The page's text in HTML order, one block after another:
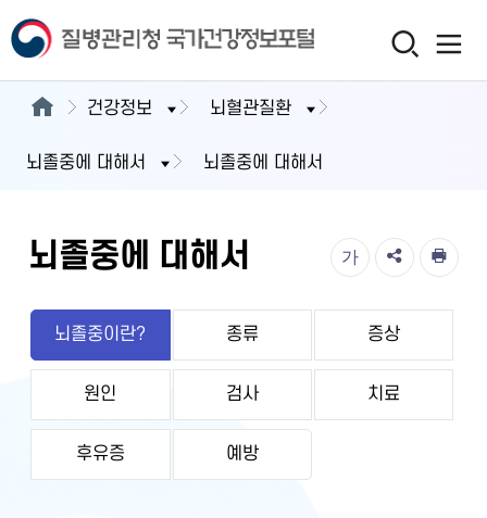
건강정보 뇌혈관질환
뇌졸중에 대해서 뇌졸중에 대해서
뇌졸중에 대해서 가
뇌졸중이란? 종류 증상
원인 검사 치료
후유증 예방